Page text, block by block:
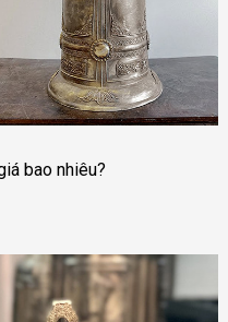
bao nhiêu?